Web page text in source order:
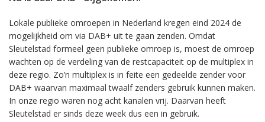
Lokale publieke omroepen in Nederland kregen eind 2024 de
mogelijkheid om via DAB+ uit te gaan zenden. Omdat
Sleutelstad formeel geen publieke omroep is, moest de omroep
wachten op de verdeling van de restcapaciteit op de multiplex in
deze regio. Zo’n multiplex is in feite een gedeelde zender voor
DAB+ waarvan maximaal twaalf zenders gebruik kunnen maken.
In onze regio waren nog acht kanalen vrij. Daarvan heeft
Sleutelstad er sinds deze week dus een in gebruik.